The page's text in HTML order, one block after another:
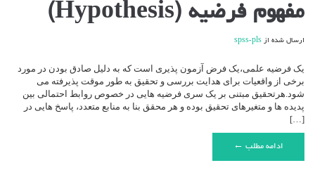
مفهوم
فرضیه
مفهوم فرضیه (Hypothesis)
ارسال شده از spss-pls
یک فرضیه علمی،یک فرض آزمون پذیری است که به دلیل صادق بودن در مورد
برخی از واقعیات برای هدایت بررسی و تحقیق به طور موقت پذیرفته می
شود.هرتحقیق مبتنی بر یک سری فرضیه هایی در خصوص روابط احتمالی بین
پدیده ها و متغیرهای تحقیق بوده و هر محقق بنا به منابع متعدد، پاسخ هایی در
[…]
ادامه مطلب ←